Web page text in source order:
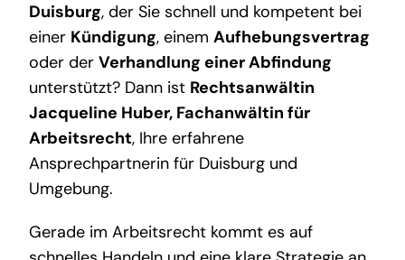
Duisburg, der Sie schnell und kompetent bei
einer Kündigung, einem Aufhebungsvertrag
oder der Verhandlung einer Abfindung
unterstützt? Dann ist Rechtsanwältin
Jacqueline Huber, Fachanwältin für
Arbeitsrecht, Ihre erfahrene
Ansprechpartnerin für Duisburg und
Umgebung.
Gerade im Arbeitsrecht kommt es auf